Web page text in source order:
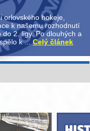
5:2
i třetí finálový zápas
titul!Celý článek